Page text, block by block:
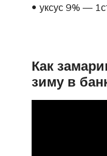
уксус 9% —
Как
зиму в